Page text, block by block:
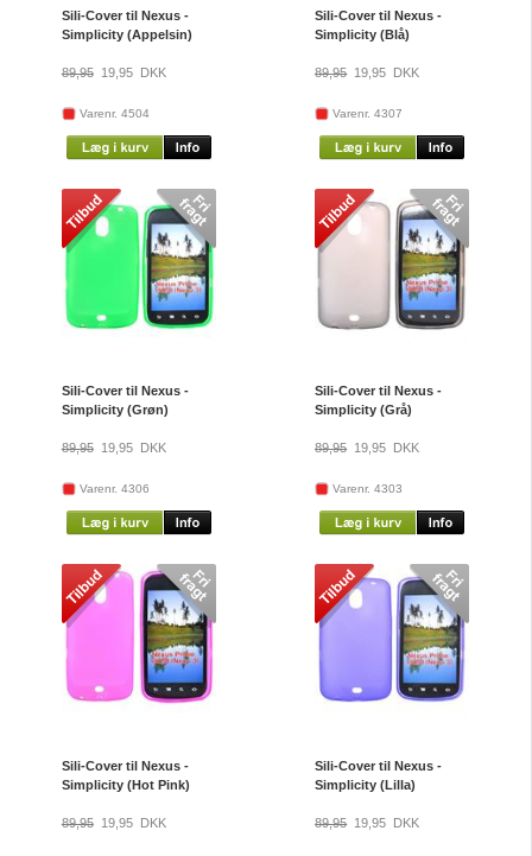
Sili-Cover til Nexus -
Simplicity (Appelsin)
89,95 19,95DKK
Varenr. 4504
Sili-Cover til Nexus -
Simplicity (Blå)
89,95 19,95 DKK
Varenr. 4307
Sili-Cover til Nexus -
Simplicity (Grøn)
89,95 19,95DKK
Varenr. 4306
Sili-Cover til Nexus -
Simplicity (Grå)
89,95 19,95 DKK
Varenr. 4303
Sili-Cover til Nexus -
Simplicity (Hot Pink)
89,95 19,95DKK
Sili-Cover til Nexus -
Simplicity (Lilla)
89,95 19,95 DKK